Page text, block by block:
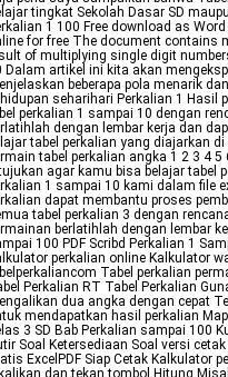
tingkat Sekolah Dasar SD
1 100 Free download as
for free The document contains
of multiplying single digit
Dalam artikel ini kita akan
beberapa pola menarik
seharihari Perkalian 1 Hasil
perkalian 1 sampai 10 dengan
dengan lembar kerja dan
tabel perkalian yang diajarkan
tabel perkalian angka 1 2 3 4
agar kamu bisa belajar tabel
1 sampai 10 kami dalam file
dapat membantu proses
tabel perkalian 3 dengan
berlatihlah dengan lembar
100 PDF Scribd Perkalian 1
perkalian online Kalkulator
Tabel perkalian
Perkalian RT Tabel Perkalian
dua angka dengan cepat
mendapatkan hasil perkalian
3 SD Bab Perkalian sampai 100
Soal Ketersediaan Soal versi
ExcelPDF Siap Cetak Kalkulator